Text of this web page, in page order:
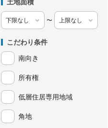
土地面積
〜
こだわり条件
南向き
所有権
低層住居専用地域
角地